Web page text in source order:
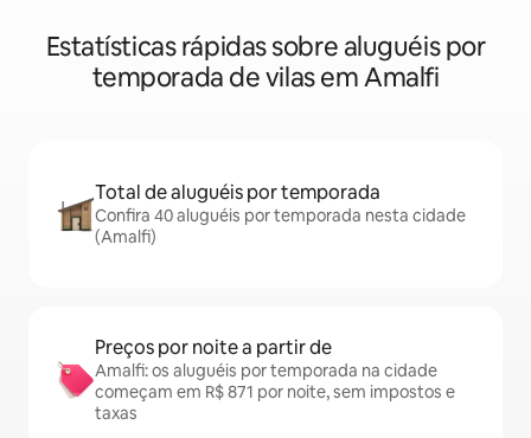
Estatísticas rápidas sobre aluguéis por
temporada de vilas em Amalfi
Total de aluguéis por temporada
Confira 40 aluguéis por temporada nesta cidade
(Amalfi)
Preços por noite a partir de
Amalfi: os aluguéis por temporada na cidade
começam em R$ 871 por noite, sem impostos e
taxas